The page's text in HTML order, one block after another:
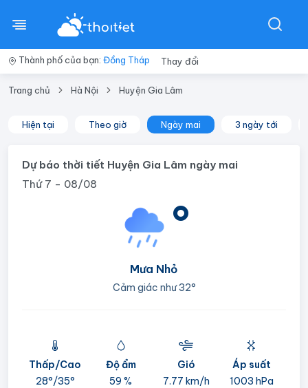
Thành phố của bạn: Đồng Tháp Thay đổi
Trang chủ Hà Nội Huyện Gia Lâm
Hiện tại Theo giờ Ngày mai 3 ngày tới
Dự báo thời tiết Huyện Gia Lâm ngày mai
Thứ 7 - 08/08
°
Mưa Nhỏ
Cảm giác như32°
Thấp/Cao
28°/35°
Độ ẩm
59 %
Gió
7.77 km/h
Áp suất
1003 hPa